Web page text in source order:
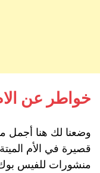
خواطر عن
وضعنا لك هنا أجمل
قصيرة في الأم
منشورات للفيس